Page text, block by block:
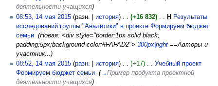
деятельности учащихся)
08:53, 14 мая 2015 (разн. | история) (+16 832) Н Результаты
исследований группы "Аналитики" в проекте Формируем бюджет
семьи (Новая: <div style="border:1px solid black;
padding:5px;background-color:#FAFAD2"> 300px|right ==Авторы и
участник...)
08:52, 14 мая 2015 (разн. история) (+17)
Учебный проект
Формируем бюджет семьи (→Пример продукта проектной
деятельности учащихся)